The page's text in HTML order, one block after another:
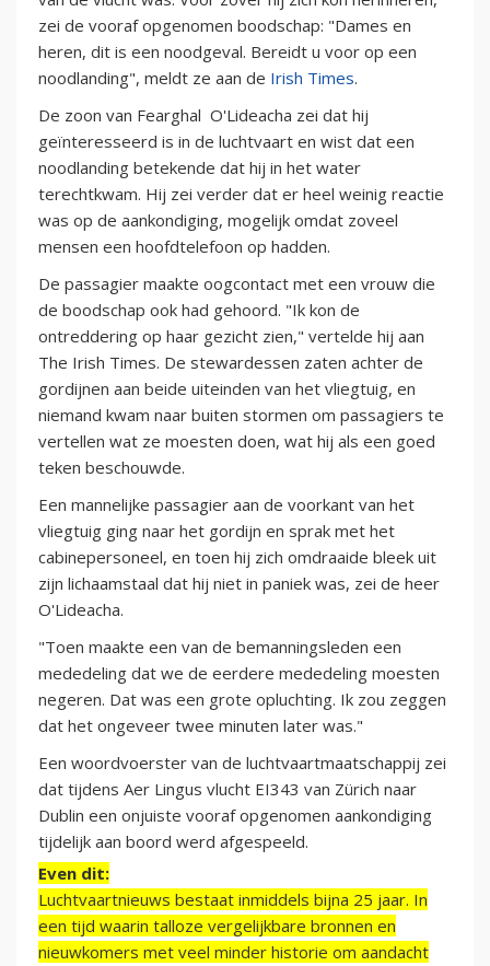
zei de vooraf opgenomen boodschap: "Dames en
heren, dit is een noodgeval. Bereidt u voor op een
noodlanding", meldt ze aan de Irish Times.
De zoon van Fearghal O'Lideacha zei dat hij
geïnteresseerd is in de luchtvaart en wist dat een
noodlanding betekende dat hij in het water
terechtkwam. Hij zei verder dat er heel weinig reactie
was op de aankondiging, mogelijk omdat zoveel
mensen een hoofdtelefoon op hadden.
De passagier maakte oogcontact met een vrouw die
de boodschap ook had gehoord. "Ik kon de
ontreddering op haar gezicht zien," vertelde hij aan
The Irish Times. De stewardessen zaten achter de
gordijnen aan beide uiteinden van het vliegtuig, en
niemand kwam naar buiten stormen om passagiers te
vertellen wat ze moesten doen, wat hij als een goed
teken beschouwde.
Een mannelijke passagier aan de voorkant van het
vliegtuig ging naar het gordijn en sprak met het
cabinepersoneel, en toen hij zich omdraaide bleek uit
zijn lichaamstaal dat hij niet in paniek was, zei de heer
O'Lideacha.
"Toen maakte een van de bemanningsleden een
mededeling dat we de eerdere mededeling moesten
negeren. Dat was een grote opluchting. Ik zou zeggen
dat het ongeveer twee minuten later was."
Een woordvoerster van de luchtvaartmaatschappij zei
dat tijdens Aer Lingus vlucht EI343 van Zürich naar
Dublin een onjuiste vooraf opgenomen aankondiging
tijdelijk aan boord werd afgespeeld.
Even dit:
Luchtvaartnieuws bestaat inmiddels bijna 25 jaar. In
een tijd waarin talloze vergelijkbare bronnen en
nieuwkomers met veel minder historie om aandacht